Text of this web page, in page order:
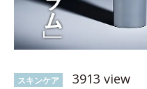
スキンケア 3913 view